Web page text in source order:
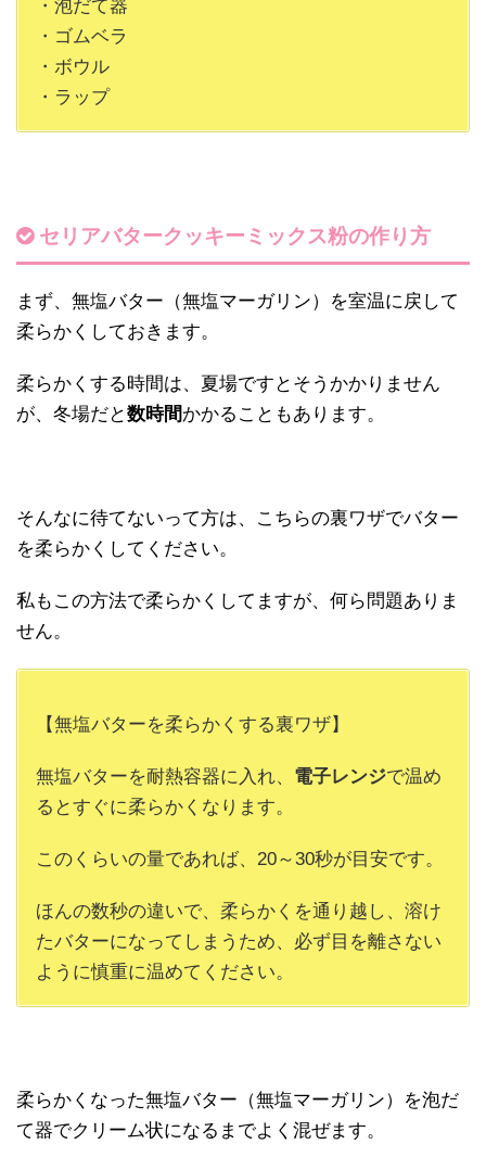
・泡だて器
・ゴムベラ
・ボウル
・ラップ
セリアバタークッキーミックス粉の作り方
まず、無塩バター（無塩マーガリン）を室温に戻して
柔らかくしておきます。
柔らかくする時間は、夏場ですとそうかかりません
が、冬場だと数時間かかることもあります。
そんなに待てないって方は、こちらの裏ワザでバター
を柔らかくしてください。
私もこの方法で柔らかくしてますが、何ら問題ありま
せん。
【無塩バターを柔らかくする裏ワザ】
無塩バターを耐熱容器に入れ、 電子レンジで温め
るとすぐに柔らかくなります。
このくらいの量であれば、20～30秒が目安です。
ほんの数秒の違いで、柔らかくを通り越し、溶け
たバターになってしまうため、必ず目を離さない
ように慎重に温めてください。
柔らかくなった無塩バター（無塩マーガリン）を泡だ
て器でクリーム状になるまでよく混ぜます。